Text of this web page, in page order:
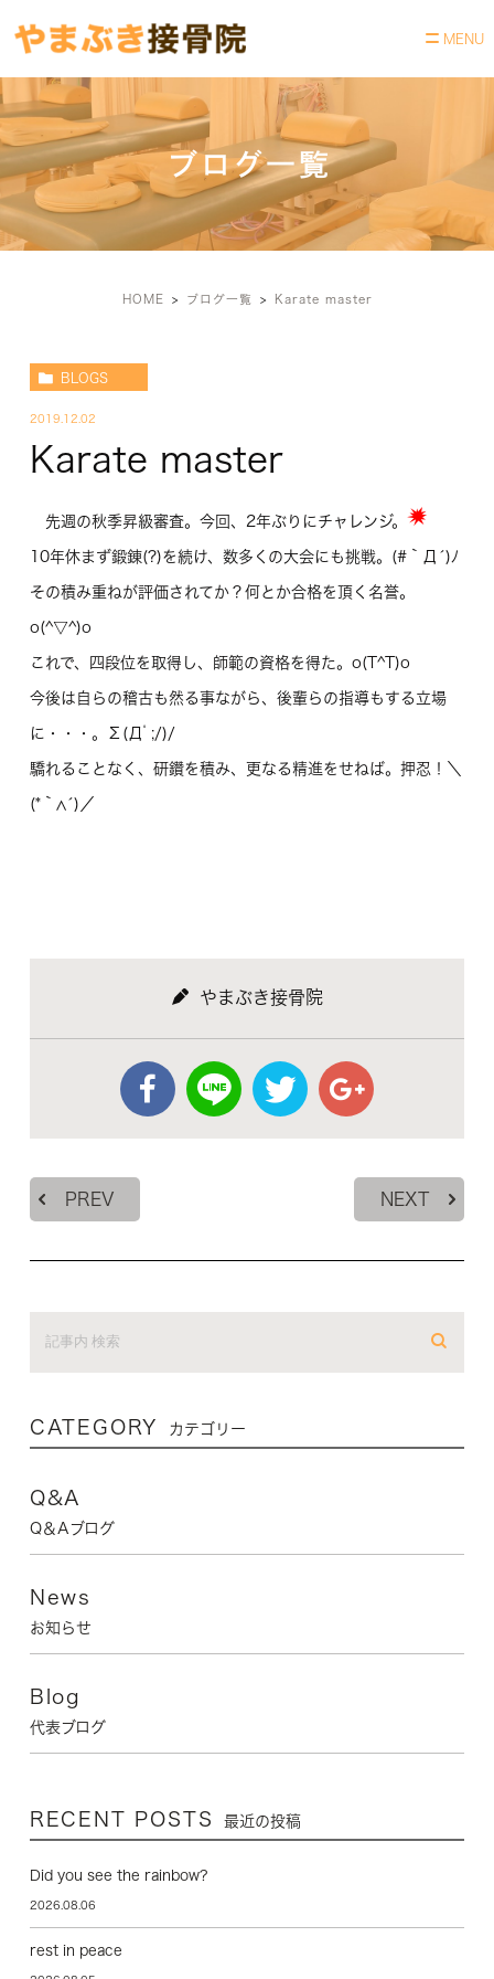
ブログ一覧
HOME ブログ一覧 Karate master
BLOGS
2019.12.02
Karate master
先週の秋季昇級審査。今回、2年ぶりにチャレンジ。
10年休まず鍛錬(?)を続け、数多くの大会にも挑戦。(#｀Д´)ﾉ
その積み重ねが評価されてか？何とか合格を頂く名誉。
o(^▽^)o
これで、四段位を取得し、師範の資格を得た。o(T^T)o
今後は自らの稽古も然る事ながら、後輩らの指導もする立場
に・・・。Σ(Дﾟ;/)/
驕れることなく、研鑽を積み、更なる精進をせねば。押忍！＼
(*｀∧´)／
やまぶき接骨院
PREV NEXT
CATEGORY カテゴリー
Q&A
Q＆Aブログ
News
お知らせ
Blog
代表ブログ
RECENT POSTS 最近の投稿
Did you see the rainbow?
2026.08.06
rest in peace